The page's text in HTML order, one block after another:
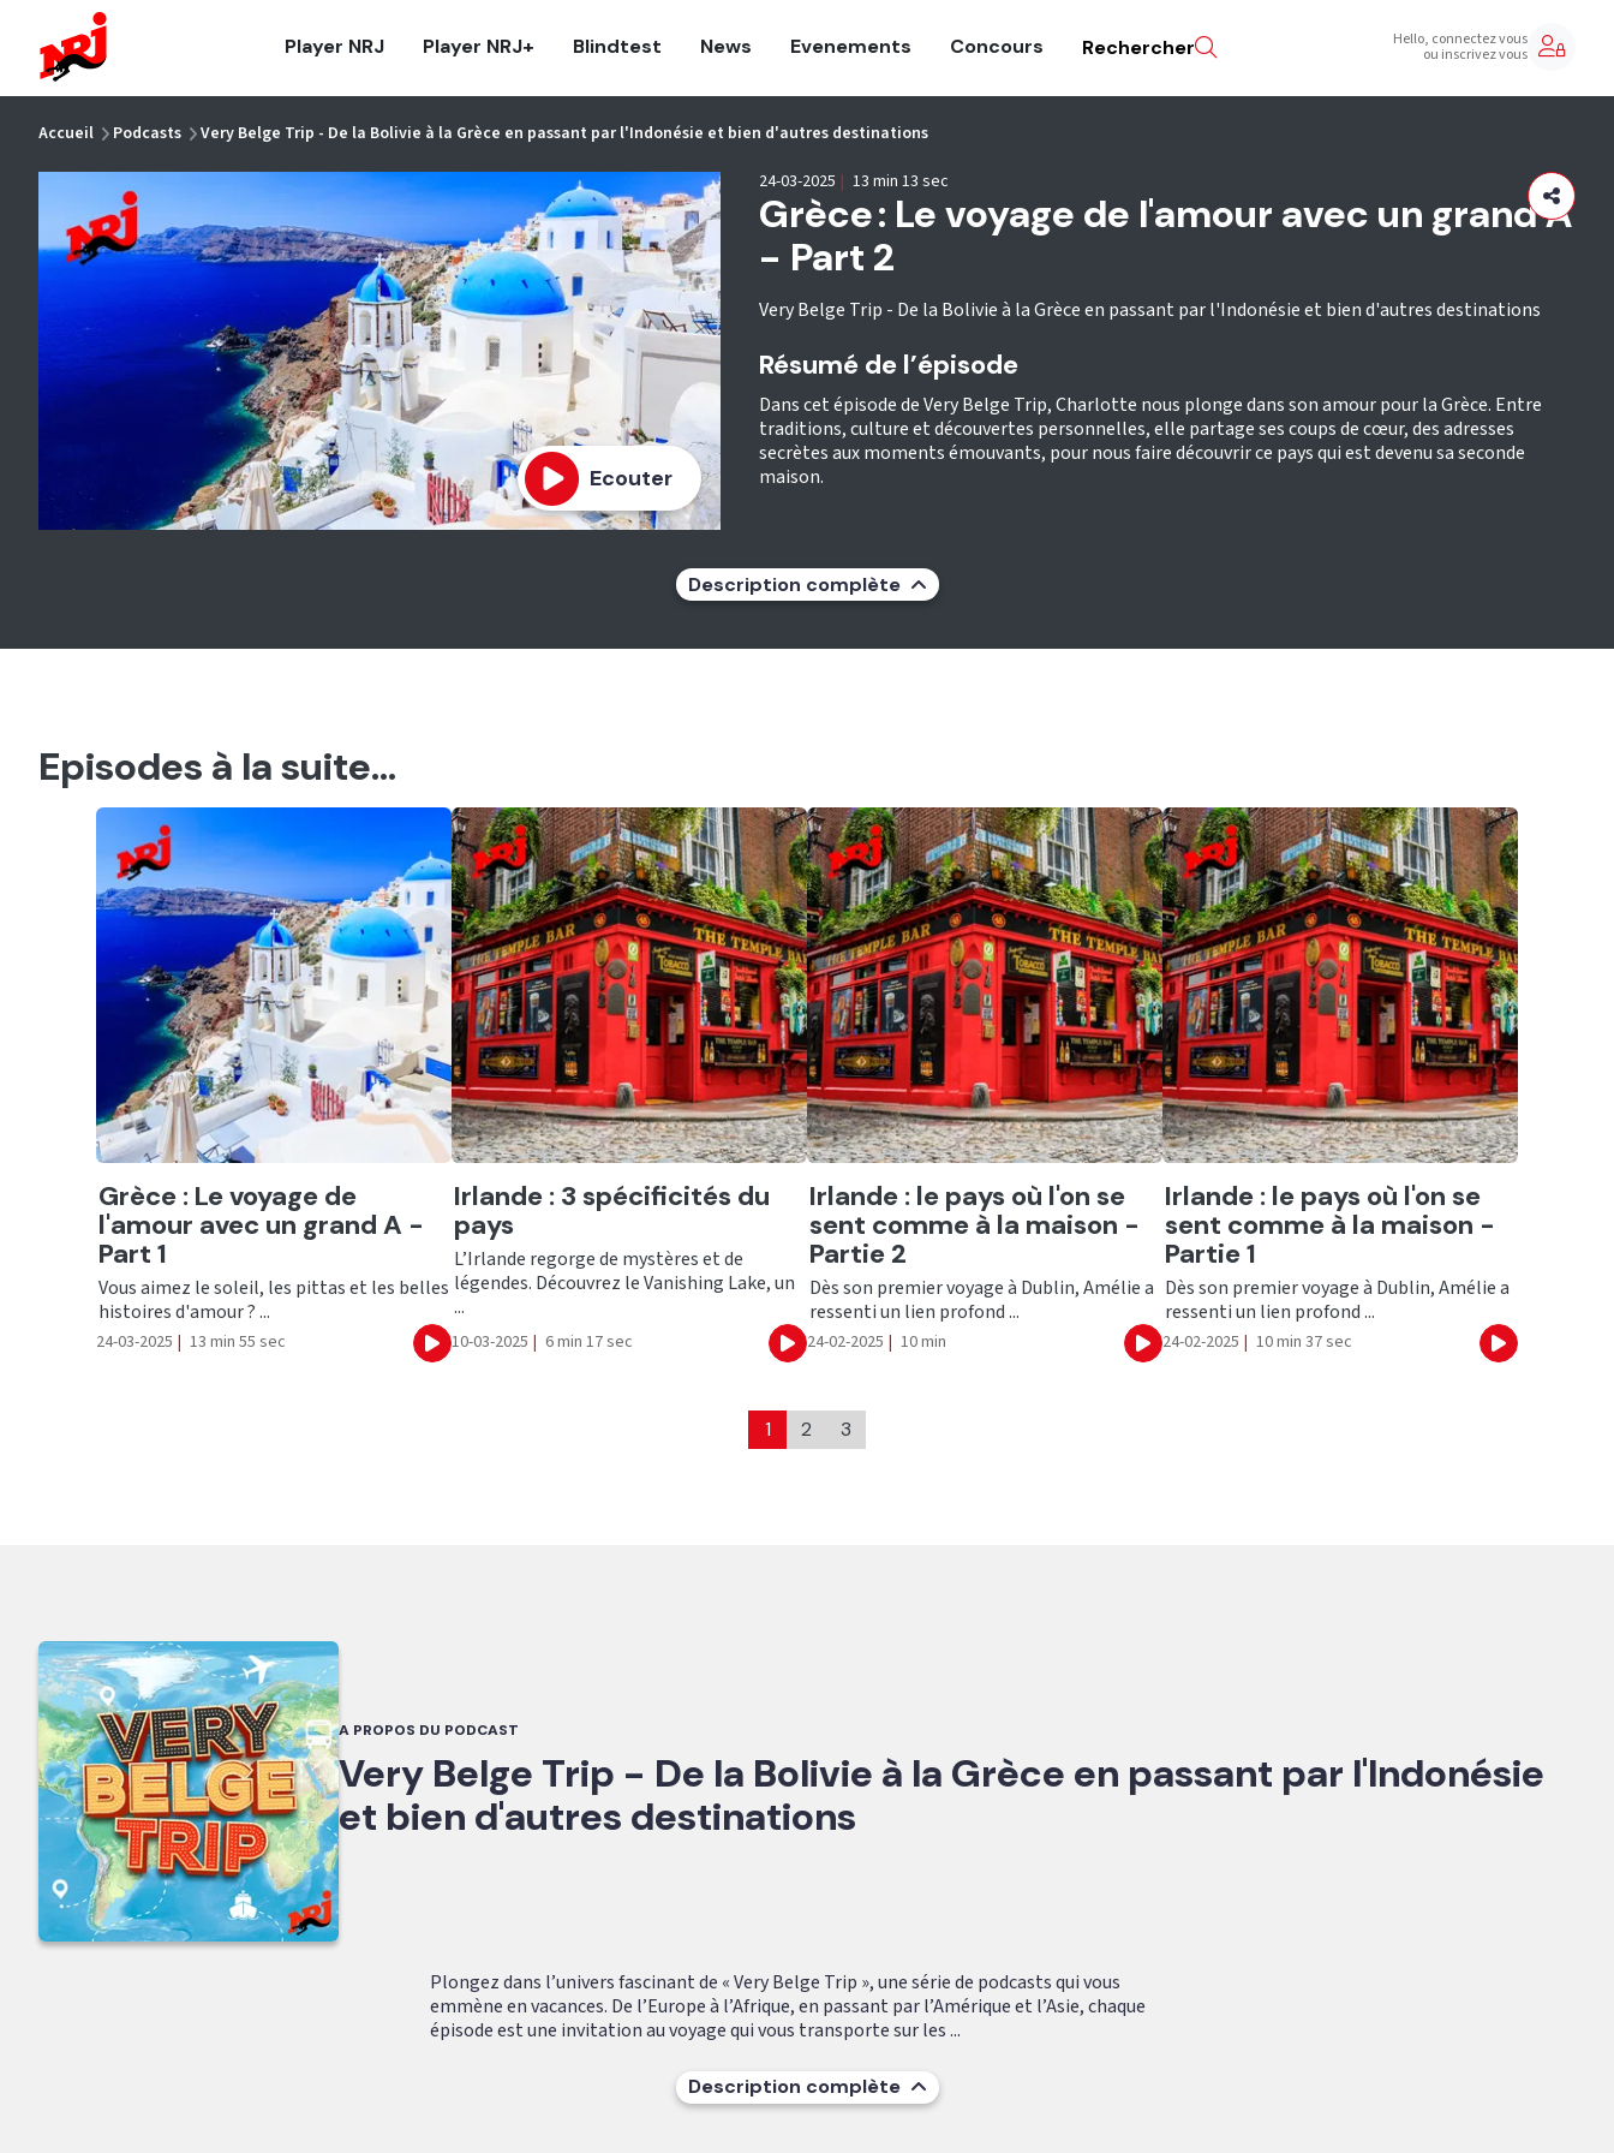
Player NRJ Player NRJ+ Blindtest News Evenements Concours Rechercher Hello, connectez vous
ou inscrivez vous
Accueil Podcasts Very Belge Trip - De la Bolivie à la Grèce en passant par l'Indonésie et bien d'autres destinations
Ecouter
Grèce : Le voyage de l'amour avec un grand A
- Part 2
Very Belge Trip - De la Bolivie à la Grèce en passant par l'Indonésie et bien d'autres destinations
24-03-2025 | 13 min 13 sec
Résumé de l’épisode
Dans cet épisode de Very Belge Trip, Charlotte nous plonge dans son amour pour la Grèce. Entre
traditions, culture et découvertes personnelles, elle partage ses coups de cœur, des adresses
secrètes aux moments émouvants, pour nous faire découvrir ce pays qui est devenu sa seconde
maison.
Description complète
Episodes à la suite...
Ecouter
Grèce : Le voyage de
l'amour avec un grand A -
Part 1
Vous aimez le soleil, les pittas et les belles
histoires d'amour ? ...
24-03-2025 | 13 min 55 sec Ecouter
Ecouter
Irlande : 3 spécificités du
pays
L’Irlande regorge de mystères et de
légendes. Découvrez le Vanishing Lake, un
...
10-03-2025 | 6 min 17 sec Ecouter
Ecouter
Irlande : le pays où l'on se
sent comme à la maison -
Partie 2
Dès son premier voyage à Dublin, Amélie a
ressenti un lien profond ...
24-02-2025 | 10 min Ecouter
Ecouter
Irlande : le pays où l'on se
sent comme à la maison -
Partie 1
Dès son premier voyage à Dublin, Amélie a
ressenti un lien profond ...
24-02-2025 | 10 min 37 sec Ecouter
1 2 3
A PROPOS DU PODCAST
Very Belge Trip - De la Bolivie à la Grèce en passant par l'Indonésie
et bien d'autres destinations
Plongez dans l’univers fascinant de « Very Belge Trip », une série de podcasts qui vous
emmène en vacances. De l’Europe à l’Afrique, en passant par l’Amérique et l’Asie, chaque
épisode est une invitation au voyage qui vous transporte sur les ...
Description complète